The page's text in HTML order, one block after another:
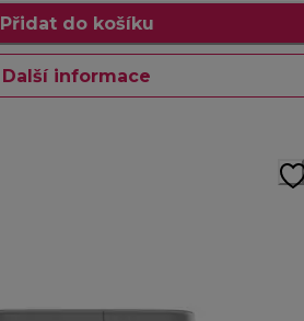
Přidat do košíku
Další informace